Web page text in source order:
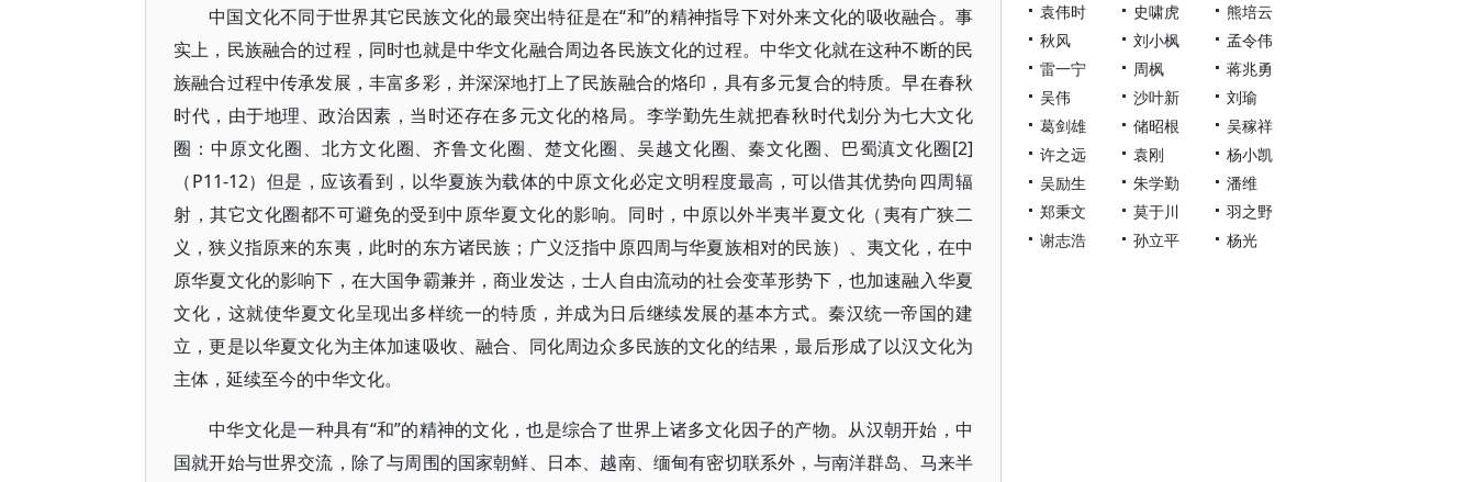
中国文化不同于世界其它民族文化的最突出特征是在“和”的精神指导下对外来文化的吸收融合。事
实上，民族融合的过程，同时也就是中华文化融合周边各民族文化的过程。中华文化就在这种不断的民
族融合过程中传承发展，丰富多彩，并深深地打上了民族融合的烙印，具有多元复合的特质。早在春秋
时代，由于地理、政治因素，当时还存在多元文化的格局。李学勤先生就把春秋时代划分为七大文化
圈：中原文化圈、北方文化圈、齐鲁文化圈、楚文化圈、吴越文化圈、秦文化圈、巴蜀滇文化圈[2]
（P11-12）但是，应该看到，以华夏族为载体的中原文化必定文明程度最高，可以借其优势向四周辐
射，其它文化圈都不可避免的受到中原华夏文化的影响。同时，中原以外半夷半夏文化（夷有广狭二
义，狭义指原来的东夷，此时的东方诸民族；广义泛指中原四周与华夏族相对的民族）、夷文化，在中
原华夏文化的影响下，在大国争霸兼并，商业发达，士人自由流动的社会变革形势下，也加速融入华夏
文化，这就使华夏文化呈现出多样统一的特质，并成为日后继续发展的基本方式。秦汉统一帝国的建
立，更是以华夏文化为主体加速吸收、融合、同化周边众多民族的文化的结果，最后形成了以汉文化为
主体，延续至今的中华文化。
中华文化是一种具有“和”的精神的文化，也是综合了世界上诸多文化因子的产物。从汉朝开始，中
国就开始与世界交流，除了与周围的国家朝鲜、日本、越南、缅甸有密切联系外，与南洋群岛、马来半
袁伟时
史啸虎
熊培云
秋风
刘小枫
孟令伟
雷一宁
周枫
蒋兆勇
吴伟
沙叶新
刘瑜
葛剑雄
储昭根
吴稼祥
许之远
袁刚
杨小凯
吴励生
朱学勤
潘维
郑秉文
莫于川
羽之野
谢志浩
孙立平 杨光